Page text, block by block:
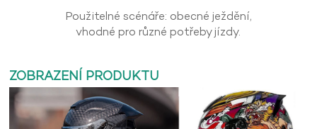
Použitelné scénáře: obecné ježdění,
vhodné pro různé potřeby jízdy.
ZOBRAZENÍ PRODUKTU